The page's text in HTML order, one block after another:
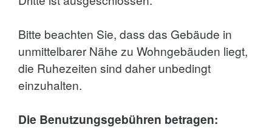
Bitte beachten Sie, dass das Gebäude in
unmittelbarer Nähe zu Wohngebäuden liegt,
die Ruhezeiten sind daher unbedingt
einzuhalten.
Die Benutzungsgebühren betragen: